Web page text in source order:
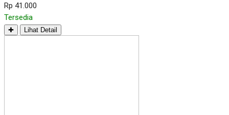
Rp 41.000
Tersedia
✚ Lihat Detail